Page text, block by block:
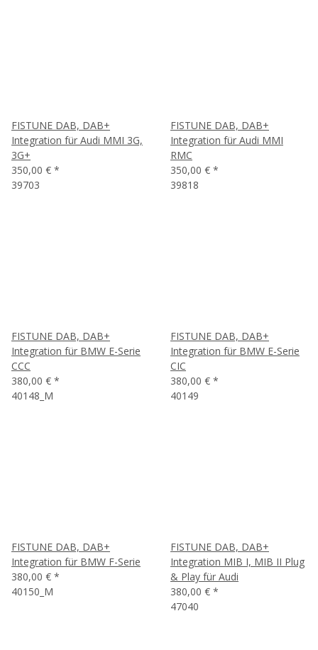
FISTUNE DAB, DAB+
Integration für Audi MMI 3G,
3G+
350,00 € *
39703
FISTUNE DAB, DAB+
Integration für Audi MMI
RMC
350,00 € *
39818
FISTUNE DAB, DAB+
Integration für BMW E-Serie
CCC
380,00 € *
40148_M
FISTUNE DAB, DAB+
Integration für BMW E-Serie
CIC
380,00 € *
40149
FISTUNE DAB, DAB+
Integration für BMW F-Serie
380,00 € *
40150_M
FISTUNE DAB, DAB+
Integration MIB I, MIB II Plug
& Play für Audi
380,00 € *
47040